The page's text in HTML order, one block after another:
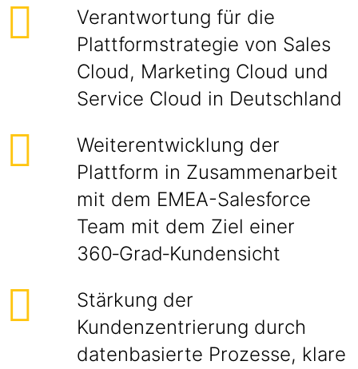
Verantwortung für die
Plattformstrategie von Sales
Cloud, Marketing Cloud und
Service Cloud in Deutschland
Weiterentwicklung der
Plattform in Zusammenarbeit
mit dem EMEA-Salesforce
Team mit dem Ziel einer
360‑Grad‑Kundensicht
Stärkung der
Kundenzentrierung durch
datenbasierte Prozesse, klare